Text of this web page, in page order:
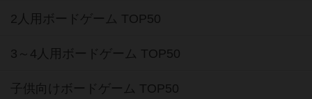
2人用ボードゲーム TOP50
3～4人用ボードゲーム TOP50
子供向けボードゲーム TOP50